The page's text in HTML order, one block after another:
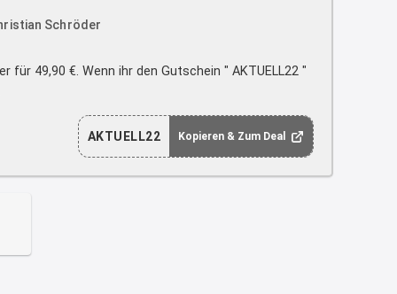
Schröder
für 49,90 €. Wenn ihr den Gutschein " AKTUELL22 "
AKTUELL22 Kopieren & Zum Deal
↩
Kofferset